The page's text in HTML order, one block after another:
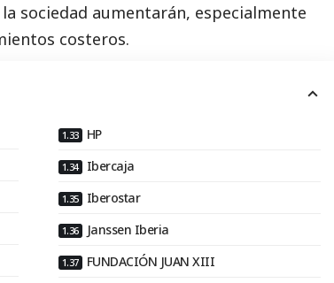
sociedad aumentarán, especialmente
costeros.
HP
Ibercaja
Iberostar
Janssen Iberia
FUNDACIÓN JUAN XIII